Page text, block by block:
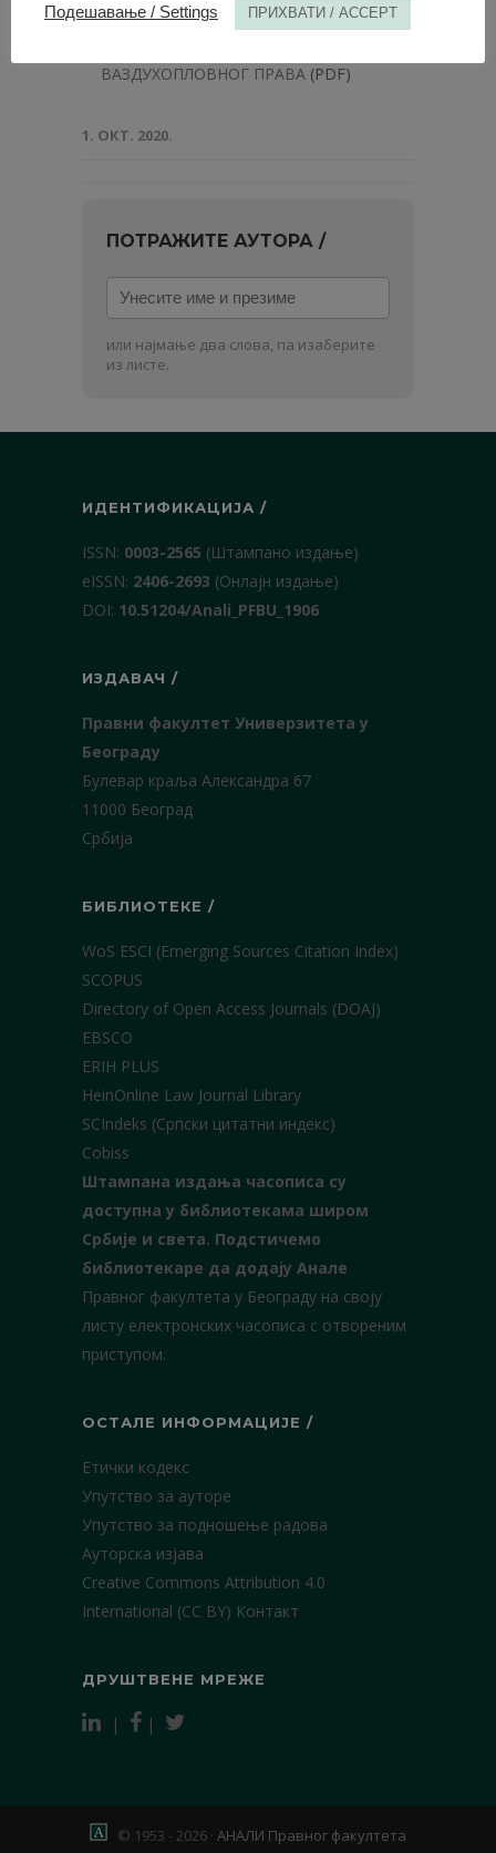
САВРЕМЕНА СХВАТАЊА О РАЗВОЈУ
ВАЗДУХОПЛОВНОГ ПРАВА (PDF)
1. ОКТ. 2020.
ПОТРАЖИТЕ АУТОРА /
Унесите
име
и
презиме
или најмање два слова, па изаберите
из листе.
ИДЕНТИФИКАЦИЈА /
ISSN: 0003-2565 (Штампано издање)
еISSN: 2406-2693 (Онлајн издање)
DOI: 10.51204/Anali_PFBU_1906
ИЗДАВАЧ /
Правни факултет Универзитета у
Београду
Булевар краља Александра 67
11000 Београд
Србија
БИБЛИОТЕКЕ /
WoS ESCI (Emerging Sources Citation Index)
SCOPUS
Directory of Open Access Journals (DOAJ)
EBSCO
ERIH PLUS
HeinOnline Law Journal Library
SCIndeks (Српски цитатни индекс)
Cobiss
Штампана издања часописа су
доступна у библиотекама широм
Србије и света. Подстичемо
библиотекаре да додају Анале
Правног факултета у Београду на своју
листу електронских часописа с отвореним
приступом.
ОСТАЛЕ ИНФОРМАЦИЈЕ /
Етички кодекс
Упутство за ауторе
Упутство за подношење радова
Ауторска изјава
Creative Commons Attribution 4.0
International (CC BY) Контакт
ДРУШТВЕНЕ МРЕЖЕ
| |
© 1953 - 2026 · АНАЛИ Правног факултета
Подешавање / Settings ПРИХВАТИ / ACCEPT